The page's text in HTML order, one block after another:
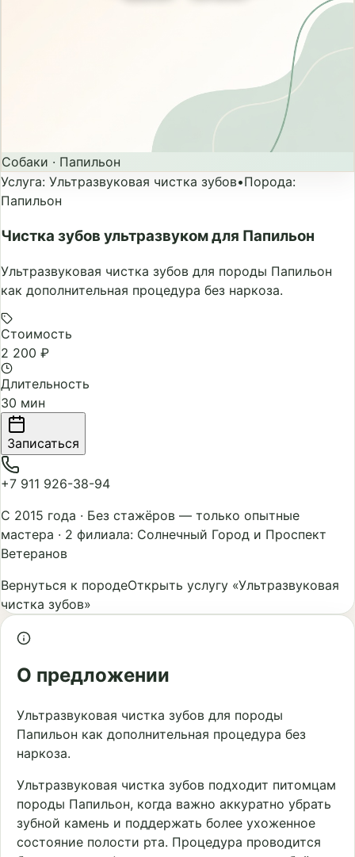
Собаки · Папильон
Услуга: Ультразвуковая чистка зубов•Порода:
Папильон
Чистка зубов ультразвуком для Папильон
Ультразвуковая чистка зубов для породы Папильон
как дополнительная процедура без наркоза.
Стоимость
2 200 ₽
Длительность
30 мин
Записаться
+7 911 926-38-94
С 2015 года · Без стажёров — только опытные
мастера · 2 филиала: Солнечный Город и Проспект
Ветеранов
Вернуться к породеОткрыть услугу «Ультразвуковая
чистка зубов»
О предложении
Ультразвуковая чистка зубов для породы
Папильон как дополнительная процедура без
наркоза.
Ультразвуковая чистка зубов подходит питомцам
породы Папильон, когда важно аккуратно убрать
зубной камень и поддержать более ухоженное
состояние полости рта. Процедура проводится